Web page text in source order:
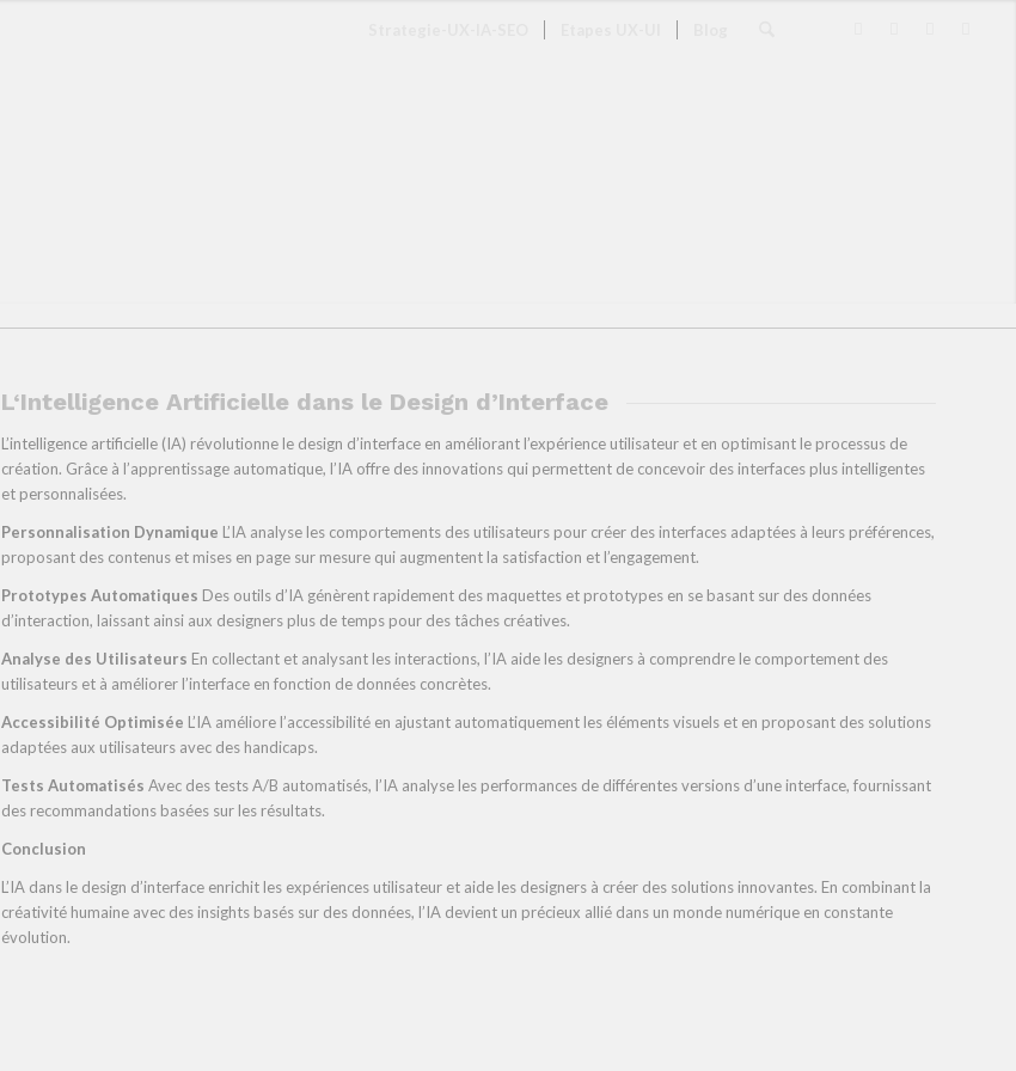
L‘Intelligence Artificielle dans le Design d’Interface
L’intelligence artificielle (IA) révolutionne le design d’interface en améliorant l’expérience utilisateur et en optimisant le processus de
création. Grâce à l’apprentissage automatique, l’IA offre des innovations qui permettent de concevoir des interfaces plus intelligentes
et personnalisées.
Personnalisation Dynamique L’IA analyse les comportements des utilisateurs pour créer des interfaces adaptées à leurs préférences,
proposant des contenus et mises en page sur mesure qui augmentent la satisfaction et l’engagement.
Prototypes Automatiques Des outils d’IA génèrent rapidement des maquettes et prototypes en se basant sur des données
d’interaction, laissant ainsi aux designers plus de temps pour des tâches créatives.
Analyse des Utilisateurs En collectant et analysant les interactions, l’IA aide les designers à comprendre le comportement des
utilisateurs et à améliorer l’interface en fonction de données concrètes.
Accessibilité Optimisée L’IA améliore l’accessibilité en ajustant automatiquement les éléments visuels et en proposant des solutions
adaptées aux utilisateurs avec des handicaps.
Tests Automatisés Avec des tests A/B automatisés, l’IA analyse les performances de différentes versions d’une interface, fournissant
des recommandations basées sur les résultats.
Conclusion
L’IA dans le design d’interface enrichit les expériences utilisateur et aide les designers à créer des solutions innovantes. En combinant la
créativité humaine avec des insights basés sur des données, l’IA devient un précieux allié dans un monde numérique en constante
évolution.